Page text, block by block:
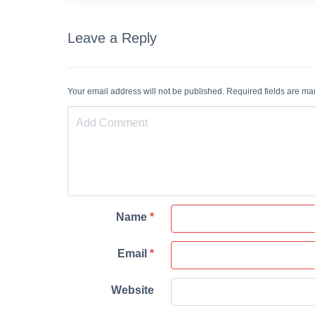
Leave a Reply
Your email address will not be published. Required fields are
Name *
Email *
Website